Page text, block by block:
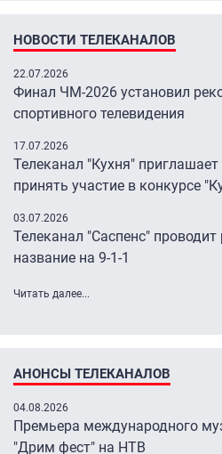
НОВОСТИ ТЕЛЕКАНАЛОВ
22.07.2026
Финал ЧМ-2026 установил
спортивного телевидения
17.07.2026
Телеканал "Кухня"
принять участие в конкурсе
03.07.2026
Телеканал "Саспенс"
название на 9-1-1
Читать далее...
АНОНСЫ ТЕЛЕКАНАЛОВ
04.08.2026
Премьера международного
"Дрим фест" на НТВ